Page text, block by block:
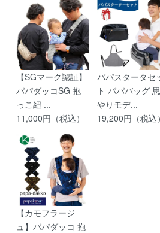
【SGマーク認証】
パパダッコSG 抱
っこ紐 ...
11,000円（税込）
パパスタータセ
ト パパバッグ
やりモデ...
19,200円（税込）
【カモフラージ
ュ】パパダッコ 抱